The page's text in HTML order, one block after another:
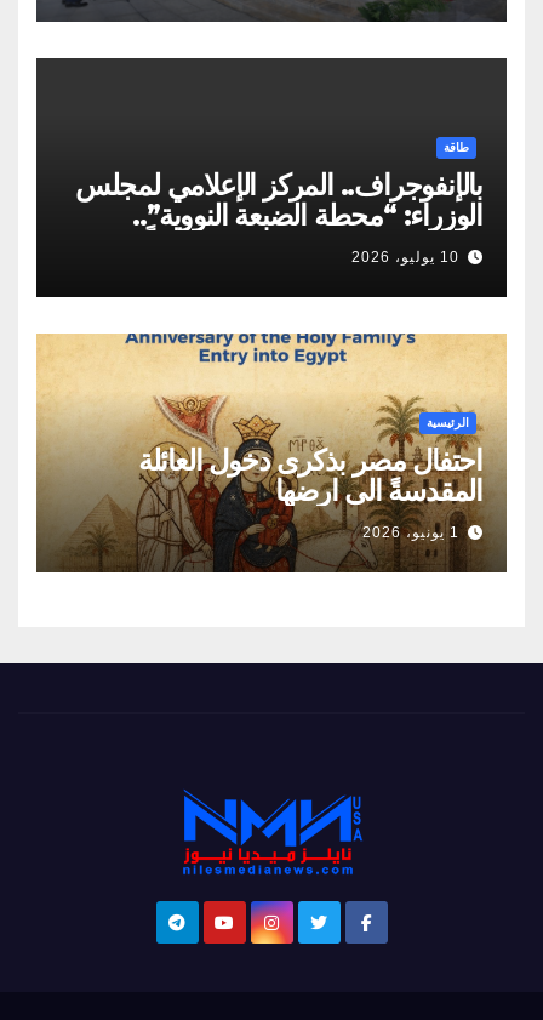
طاقة
بالإنفوجراف.. المركز الإعلامي لمجلس
الوزراء: “محطة الضبعة النووية”..
مسيرة مصرية تجسد حلمًا طويلًا
لامتلاك أول برنامج نووي سلمي لإنتاج
الطاقة
10 يوليو، 2026
الرئيسية
احتفال مصر بذكرى دخول العائلة
المقدسةً الى ارضها
1 يونيو، 2026